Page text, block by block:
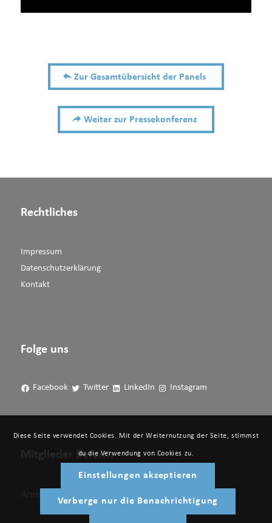
Zur Gesamtübersicht der Panels
Weiter zur Pressekonferenz
Rechtliches
Impressum
Datenschutzerklärung
Kontakt
Folge uns
Facebook Twitter LinkedIn Instagram
Mitglieder Bereich
Diese Seite verwendet Cookies. Mit der Weiternutzung der Seite, stimmst
du die Verwendung von Cookies zu.
Einstellungen akzeptieren
Verberge nur die Benachrichtigung